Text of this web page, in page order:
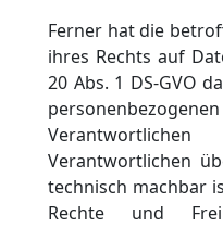
Ferner hat die
ihres Rechts auf
20 Abs. 1 DS-GVO
Verantwortlichen
technisch machbar
Rechte und